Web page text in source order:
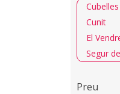
Cubelles
Cunit
El
Segur
Preu